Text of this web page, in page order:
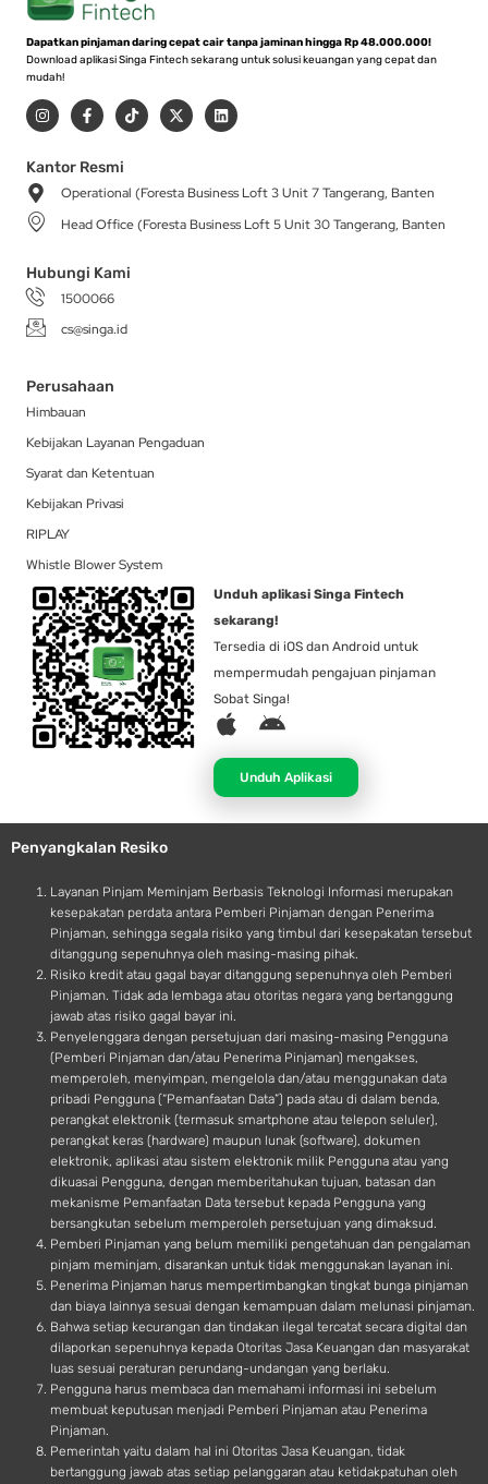
Dapatkan pinjaman daring cepat cair tanpa jaminan hingga Rp 48.000.000!
Download aplikasi Singa Fintech sekarang untuk solusi keuangan yang cepat dan
mudah!
I
n
s
a
g
r
a
m
F
a
c
b
o
-
T
i
k
X
-
t
t
r
L
i
n
i
Kantor Resmi
Operational (Foresta Business Loft 3 Unit 7 Tangerang, Banten
Head Office (Foresta Business Loft 5 Unit 30 Tangerang, Banten
Hubungi Kami
1500066
cs@singa.id
Perusahaan
Himbauan
Kebijakan Layanan Pengaduan
Syarat dan Ketentuan
Kebijakan Privasi
RIPLAY
Whistle Blower System
Unduh aplikasi Singa Fintech
sekarang!
Tersedia di iOS dan Android untuk
mempermudah pengajuan pinjaman
Sobat Singa!
A
p
l
e
A
d
r
o
d
Unduh Aplikasi
Penyangkalan Resiko
Layanan Pinjam Meminjam Berbasis Teknologi Informasi merupakan
kesepakatan perdata antara Pemberi Pinjaman dengan Penerima
Pinjaman, sehingga segala risiko yang timbul dari kesepakatan tersebut
ditanggung sepenuhnya oleh masing-masing pihak.
Risiko kredit atau gagal bayar ditanggung sepenuhnya oleh Pemberi
Pinjaman. Tidak ada lembaga atau otoritas negara yang bertanggung
jawab atas risiko gagal bayar ini.
Penyelenggara dengan persetujuan dari masing-masing Pengguna
(Pemberi Pinjaman dan/atau Penerima Pinjaman) mengakses,
memperoleh, menyimpan, mengelola dan/atau menggunakan data
pribadi Pengguna (“Pemanfaatan Data”) pada atau di dalam benda,
perangkat elektronik (termasuk smartphone atau telepon seluler),
perangkat keras (hardware) maupun lunak (software), dokumen
elektronik, aplikasi atau sistem elektronik milik Pengguna atau yang
dikuasai Pengguna, dengan memberitahukan tujuan, batasan dan
mekanisme Pemanfaatan Data tersebut kepada Pengguna yang
bersangkutan sebelum memperoleh persetujuan yang dimaksud.
Pemberi Pinjaman yang belum memiliki pengetahuan dan pengalaman
pinjam meminjam, disarankan untuk tidak menggunakan layanan ini.
Penerima Pinjaman harus mempertimbangkan tingkat bunga pinjaman
dan biaya lainnya sesuai dengan kemampuan dalam melunasi pinjaman.
Bahwa setiap kecurangan dan tindakan ilegal tercatat secara digital dan
dilaporkan sepenuhnya kepada Otoritas Jasa Keuangan dan masyarakat
luas sesuai peraturan perundang-undangan yang berlaku.
Pengguna harus membaca dan memahami informasi ini sebelum
membuat keputusan menjadi Pemberi Pinjaman atau Penerima
Pinjaman.
Pemerintah yaitu dalam hal ini Otoritas Jasa Keuangan, tidak
bertanggung jawab atas setiap pelanggaran atau ketidakpatuhan oleh